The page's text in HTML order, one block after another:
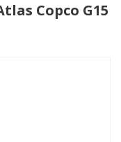
Copco G15